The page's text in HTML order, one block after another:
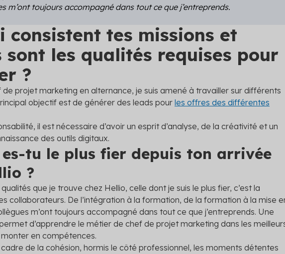
m’ont toujours accompagné dans tout ce que j’entreprends.
consistent tes missions et
sont les qualités requises pour
?
de projet marketing en alternance, je suis amené à travailler sur différents
objectif est de générer des leads pour les offres des différentes
il est nécessaire d’avoir un esprit d’analyse, de la créativité et un
des outils digitaux.
tu le plus fier depuis ton arrivée
?
que je trouve chez Hellio, celle dont je suis le plus fier, c’est la
collaborateurs. De l’intégration à la formation, de la formation à la mise
m’ont toujours accompagné dans tout ce que j’entreprends. Une
d’apprendre le métier de chef de projet marketing dans les
en compétences.
cadre de la cohésion, hormis le côté professionnel, les moments détentes